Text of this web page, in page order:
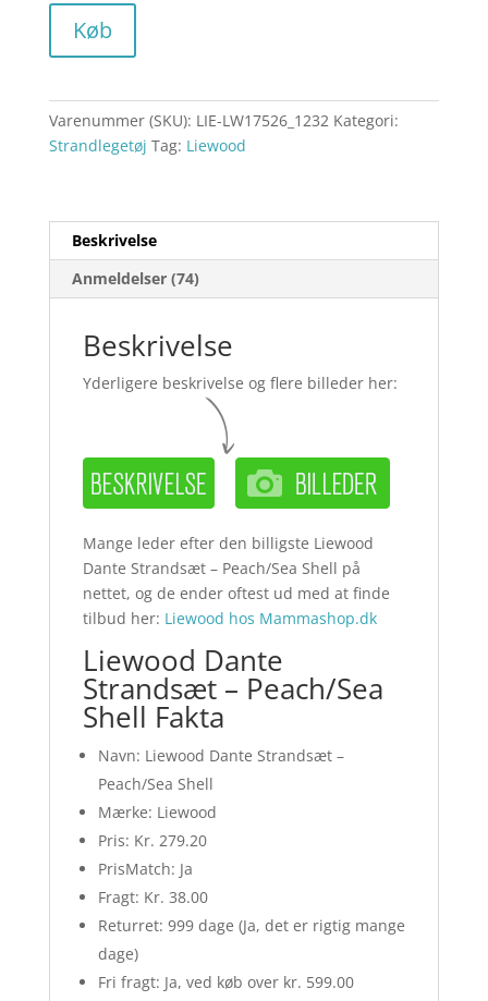
Køb
Varenummer (SKU): LIE-LW17526_1232 Kategori:
Strandlegetøj Tag: Liewood
Beskrivelse
Anmeldelser (74)
Beskrivelse
Yderligere beskrivelse og flere billeder her:
Mange leder efter den billigste Liewood
Dante Strandsæt – Peach/Sea Shell på
nettet, og de ender oftest ud med at finde
tilbud her: Liewood hos Mammashop.dk
Liewood Dante
Strandsæt – Peach/Sea
Shell Fakta
Navn: Liewood Dante Strandsæt –
Peach/Sea Shell
Mærke: Liewood
Pris: Kr. 279.20
PrisMatch: Ja
Fragt: Kr. 38.00
Returret: 999 dage (Ja, det er rigtig mange
dage)
Fri fragt: Ja, ved køb over kr. 599.00